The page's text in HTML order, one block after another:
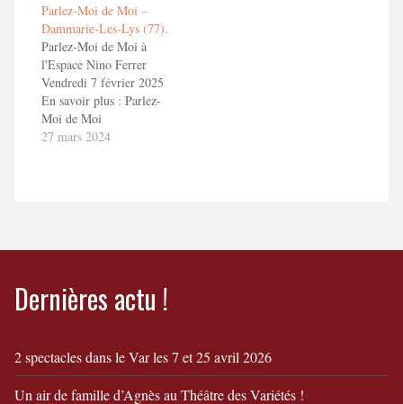
DIVORCEEn savoir
+ Camille et Simon fêtent
leur divorce !
Parlez-Moi de Moi –
Dammarie-Les-Lys (77).
Parlez-Moi de Moi à
l'Espace Nino Ferrer
Vendredi 7 février 2025
En savoir plus : Parlez-
Moi de Moi
27 mars 2024
Dernières actu !
2 spectacles dans le Var les 7 et 25 avril 2026
Un air de famille d’Agnès au Théâtre des Variétés !